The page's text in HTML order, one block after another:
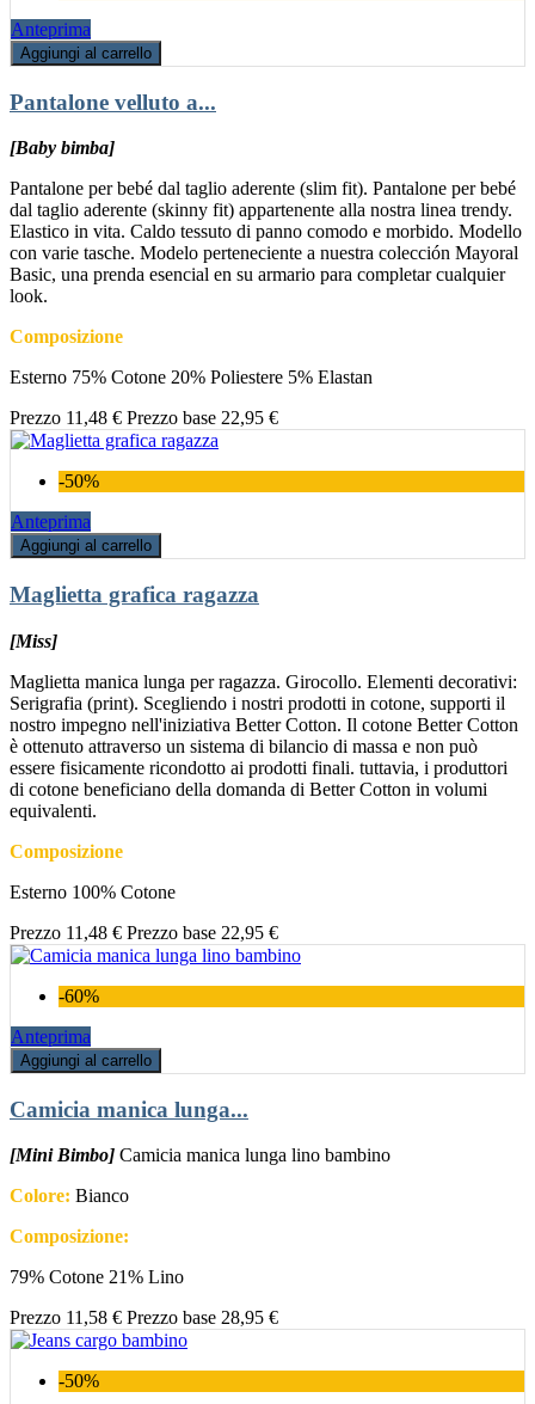
Anteprima
Aggiungi al carrello
Pantalone velluto a...
[Baby bimba]
Pantalone per bebé dal taglio aderente (slim fit). Pantalone per bebé
dal taglio aderente (skinny fit) appartenente alla nostra linea trendy.
Elastico in vita. Caldo tessuto di panno comodo e morbido. Modello
con varie tasche. Modelo perteneciente a nuestra colección Mayoral
Basic, una prenda esencial en su armario para completar cualquier
look.
Composizione
Esterno 75% Cotone 20% Poliestere 5% Elastan
Prezzo 11,48 € Prezzo base 22,95 €
-50%
Anteprima
Aggiungi al carrello
Maglietta grafica ragazza
[Miss]
Maglietta manica lunga per ragazza. Girocollo. Elementi decorativi:
Serigrafia (print). Scegliendo i nostri prodotti in cotone, supporti il
nostro impegno nell'iniziativa Better Cotton. Il cotone Better Cotton
è ottenuto attraverso un sistema di bilancio di massa e non può
essere fisicamente ricondotto ai prodotti finali. tuttavia, i produttori
di cotone beneficiano della domanda di Better Cotton in volumi
equivalenti.
Composizione
Esterno 100% Cotone
Prezzo 11,48 € Prezzo base 22,95 €
-60%
Anteprima
Aggiungi al carrello
Camicia manica lunga...
[Mini Bimbo] Camicia manica lunga lino bambino
Colore: Bianco
Composizione:
79% Cotone 21% Lino
Prezzo 11,58 € Prezzo base 28,95 €
-50%